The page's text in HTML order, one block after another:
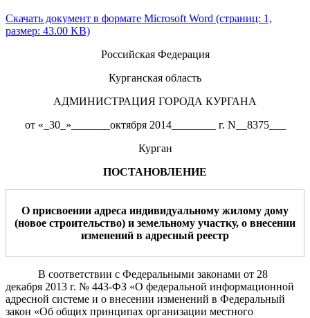
Скачать документ в формате Microsoft Word (страниц: 1,
размер: 43.00 KB)
Российская Федерация
Курганская область
АДМИНИСТРАЦИЯ ГОРОДА КУРГАНА
от «_30_»_______октября 2014________ г. N__8375___
Курган
ПОСТАНОВЛЕНИЕ
О присвоении адреса индивидуальному жилому дому
(новое строительство) и земельному участку, о внесении
изменений в адресный реестр
В соответствии с Федеральными законами от 28
декабря 2013 г. № 443-ФЗ «О федеральной информационной
адресной системе и о внесении изменений в Федеральный
закон «Об общих принципах организации местного